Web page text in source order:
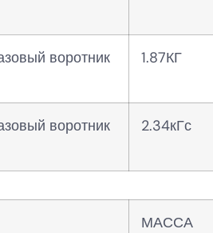
воротник 1.87КГ
воротник 2.34кГс
МАССА